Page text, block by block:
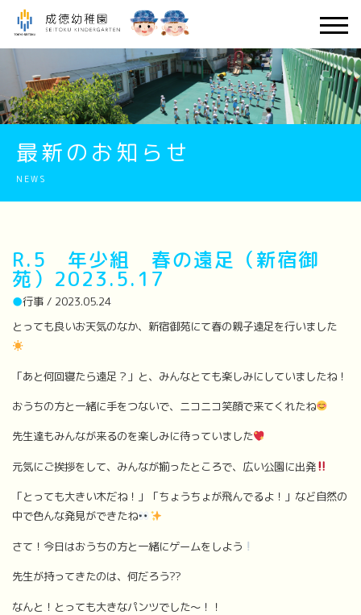
最新のお知らせ
NEWS
R.5 年少組 春の遠足（新宿御
苑）2023.5.17
●行事 / 2023.05.24
とっても良いお天気のなか、新宿御苑にて春の親子遠足を行いました
「あと何回寝たら遠足？」と、みんなとても楽しみにしていましたね！
おうちの方と一緒に手をつないで、ニコニコ笑顔で来てくれたね
先生達もみんなが来るのを楽しみに待っていました
元気にご挨拶をして、みんなが揃ったところで、広い公園に出発
「とっても大きい木だね！」「ちょうちょが飛んでるよ！」など自然の
中で色んな発見ができたね
さて！今日はおうちの方と一緒にゲームをしよう
先生が持ってきたのは、何だろう??
なんと！とっても大きなパンツでした～！！